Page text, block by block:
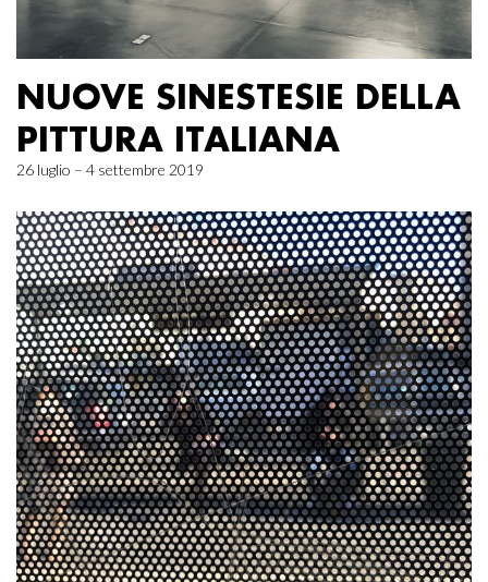
NUOVE SINESTESIE DELLA
PITTURA ITALIANA
26 luglio – 4 settembre 2019